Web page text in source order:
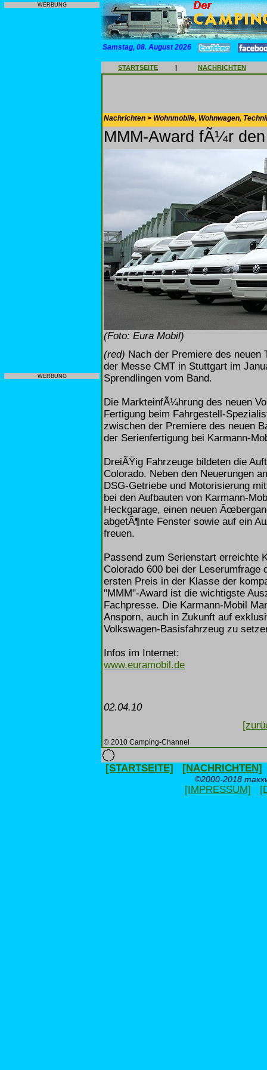
WERBUNG
WERBUNG
Samstag, 08. August 2026
STARTSEITE | NACHRICHTEN
Nachrichten > Wohnmobile, Wohnwagen,
MMM-Award fÃ¼r
(Foto: Eura Mobil)
(red) Nach der Premiere des neuen
der Messe CMT in Stuttgart im
Sprendlingen vom Band.
Die MarkteinfÃ¼hrung des neuen
Fertigung beim Fahrgestell-
zwischen der Premiere des neuen
der Serienfertigung bei Karmann-
DreiÃŸig Fahrzeuge bildeten die
Colorado. Neben den Neuerungen
DSG-Getriebe und Motorisierung
bei den Aufbauten von Karmann-
Heckgarage, einen neuen
abgetÃ¶nte Fenster sowie auf ein
freuen.
Passend zum Serienstart erreichte
Colorado 600 bei der
ersten Preis in der Klasse der
"MMM"-Award ist die wichtigste
Fachpresse. Die Karmann-Mobil
Ansporn, auch in Zukunft auf
Volkswagen-Basisfahrzeug zu
Infos im Internet:
www.euramobil.de
02.04.10
© 2010 Camping-Channel
[STARTSEITE] [NACHRICHTEN]
©2000-2018
[IMPRESSUM]